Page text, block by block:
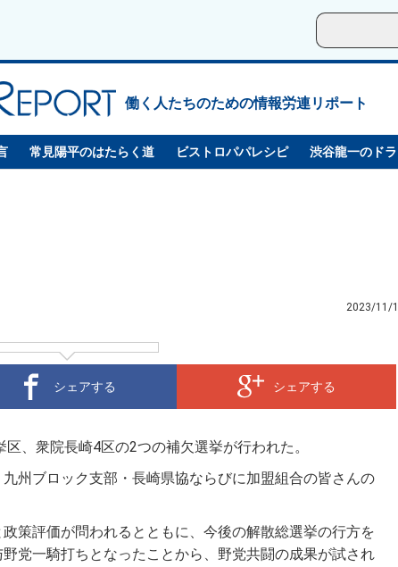
働く人たちのための情報労連リポート
常見陽平のはたらく道 ビストロパパレシピ 渋谷龍一のド
2023/11/
シェアする シェアする
、衆院長崎4区の2つの補欠選挙が行われた。
州ブロック支部・長崎県協ならびに加盟組合の皆さんの
策評価が問われるとともに、今後の解散総選挙の行方を
党一騎打ちとなったことから、野党共闘の成果が試され